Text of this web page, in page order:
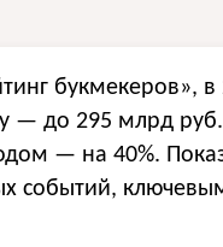
букмекеров»,
— до 295 млрд
— на 40%.
событий,